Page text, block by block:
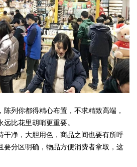
列你都得精心布置，不求精致高端，
比花里胡哨更重要。
净，大胆用色，商品之间也要有所呼
要分区明确，物品方便消费者拿取，这